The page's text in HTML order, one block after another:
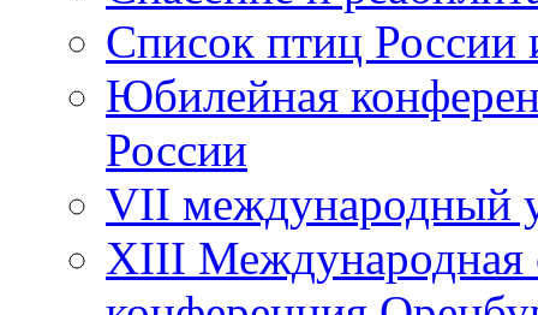
Список птиц России
Юбилейная
России
VII международный
XIII Международная